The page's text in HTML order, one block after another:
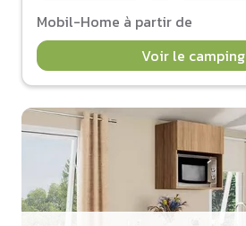
Mobil-Home à partir de
Voir le camping